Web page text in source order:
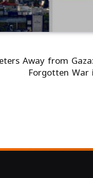
Away from
Forgotten